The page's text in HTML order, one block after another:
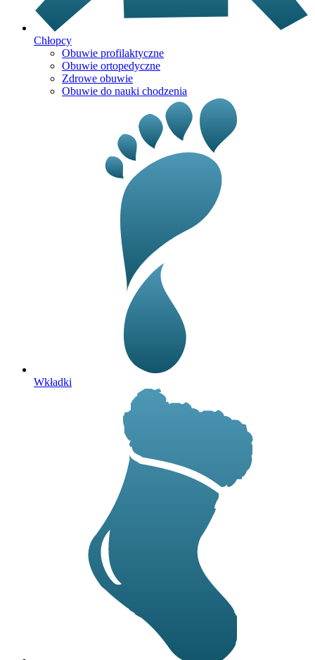
Chłopcy
Obuwie profilaktyczne
Obuwie ortopedyczne
Zdrowe obuwie
Obuwie do nauki chodzenia
Wkładki